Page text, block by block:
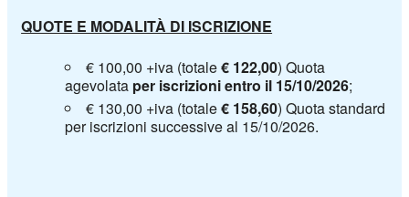
QUOTE E MODALITÀ DI ISCRIZIONE
€ 100,00 +iva (totale€ 122,00)Quota
agevolata per iscrizioni entro il 15/10/2026;
€ 130,00 +iva (totale€ 158,60)Quotastandard
per iscrizioni successive al 15/10/2026.